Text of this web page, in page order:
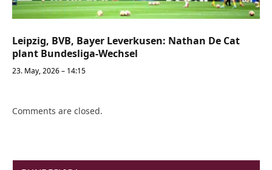
Leipzig, BVB, Bayer Leverkusen: Nathan De Cat
plant Bundesliga-Wechsel
23. May, 2026 – 14:15
Comments are closed.